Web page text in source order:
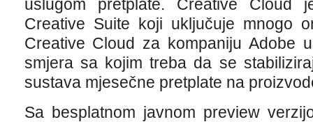
uslugom pretplate. Creative Cloud
Creative Suite koji uključuje mnogo
Creative Cloud za kompaniju Adobe
smjera sa kojim treba da se
sustava mjesečne pretplate na
Sa besplatnom javnom preview